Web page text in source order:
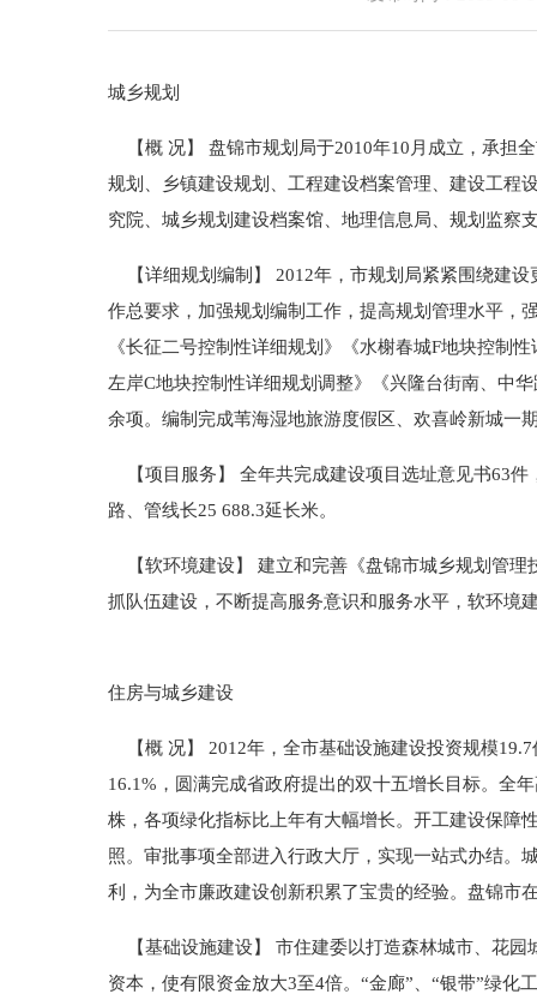
城乡规划
【概 况】 盘锦市规划局于2010年10月成立，承担
规划、乡镇建设规划、工程建设档案管理、建设工程
究院、城乡规划建设档案馆、地理信息局、规划监察
【详细规划编制】 2012年，市规划局紧紧围绕建设
作总要求，加强规划编制工作，提高规划管理水平，
《长征二号控制性详细规划》《水榭春城F地块控制
左岸C地块控制性详细规划调整》《兴隆台街南、中
余项。编制完成苇海湿地旅游度假区、欢喜岭新城一
【项目服务】 全年共完成建设项目选址意见书63件
路、管线长25 688.3延长米。
【软环境建设】 建立和完善《盘锦市城乡规划管理
抓队伍建设，不断提高服务意识和服务水平，软环境
住房与城乡建设
【概 况】 2012年，全市基础设施建设投资规模
16.1%，圆满完成省政府提出的双十五增长目标。全
株，各项绿化指标比上年有大幅增长。开工建设保障
照。审批事项全部进入行政大厅，实现一站式办结。
利，为全市廉政建设创新积累了宝贵的经验。盘锦市
【基础设施建设】 市住建委以打造森林城市、花园
资本，使有限资金放大3至4倍。“金廊”、“银带”绿